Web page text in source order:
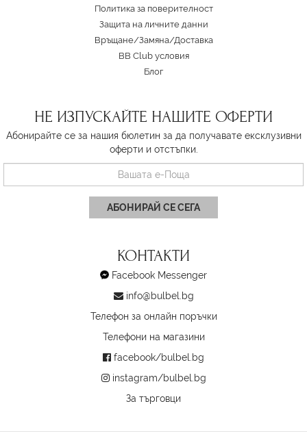
Политика за поверителност
Защита на личните данни
Връщане/Замяна/Доставка
BB Club условия
Блог
НЕ ИЗПУСКАЙТЕ НАШИТЕ ОФЕРТИ
Абонирайте се за нашия бюлетин за да получавате ексклузивни
оферти и отстъпки.
АБОНИРАЙ СЕ СЕГА
КОНТАКТИ
Facebook Messenger
info@bulbel.bg
Телефон за онлайн поръчки
Телефони на магазини
facebook/bulbel.bg
instagram/bulbel.bg
За търговци